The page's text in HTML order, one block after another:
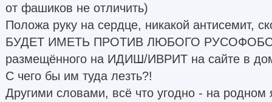
от фашиков не отличить)
Положа руку на сердце, никакой антисемит,
БУДЕТ ИМЕТЬ ПРОТИВ ЛЮБОГО
размещённого на ИДИШ/ИВРИТ на сайте в
С чего бы им туда лезть?!
Другими словами, всё что угодно - на родном